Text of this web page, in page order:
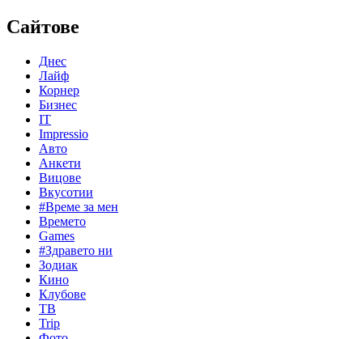
Сайтове
Днес
Лайф
Корнер
Бизнес
IT
Impressio
Авто
Анкети
Вицове
Вкусотии
#Време за мен
Времето
Games
#Здравето ни
Зодиак
Кино
Клубове
ТВ
Trip